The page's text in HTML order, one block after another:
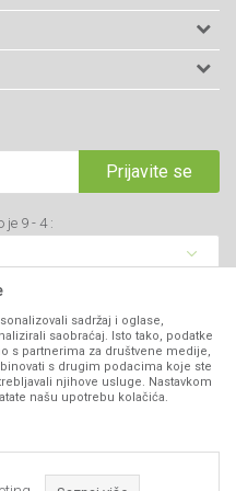
2
Prijavite se
9 - 4 :
Prijavite se
sadržaj i oglase,
saobraćaj. Isto tako, podatke
s partnerima za društvene medije,
s drugim podacima koje ste
njihove usluge. Nastavkom
našu upotrebu kolačića.